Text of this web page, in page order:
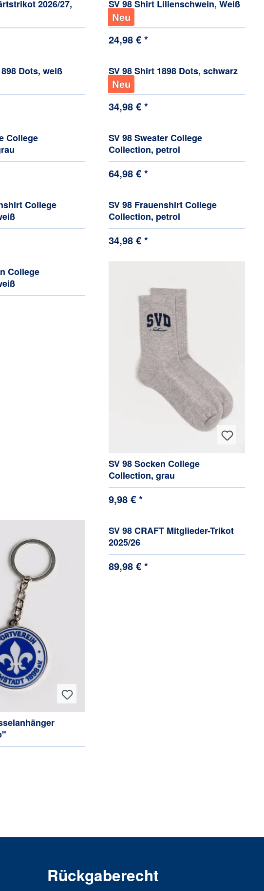
2026/27,
Neu
SV 98 Shirt Lilienschwein, Weiß
24,98 € *
Dots, weiß
Neu
SV 98 Shirt 1898 Dots, schwarz
34,98 € *
College
SV 98 Sweater College
Collection, petrol
64,98 € *
College
SV 98 Frauenshirt College
Collection, petrol
34,98 € *
College
SV 98 Socken College
Collection, grau
9,98 € *
SV 98 CRAFT Mitglieder-Trikot
2025/26
89,98 € *
Rückgaberecht